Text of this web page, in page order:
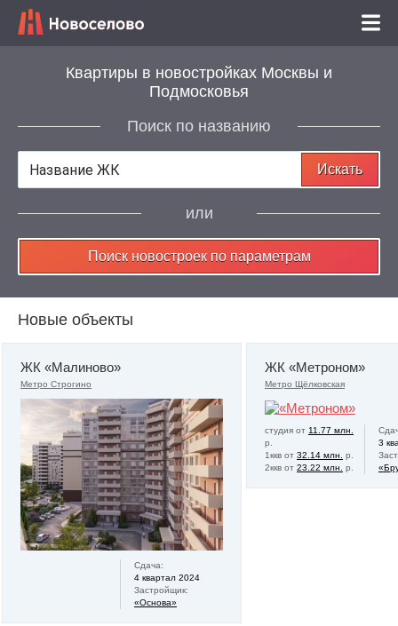
Квартиры в новостройках Москвы и
Подмосковья
Поиск по названию
Искать
или
Поиск новостроек по параметрам
Новые объекты
ЖК «Малиново»
Метро Строгино
Сдача:
4 квартал 2024
Застройщик:
«Основа»
ЖК «Метроном»
Метро Щёлковская
студия от 11.77 млн.
р.
1ккв от 32.14 млн.
р.
2ккв от 23.22 млн. р.
3